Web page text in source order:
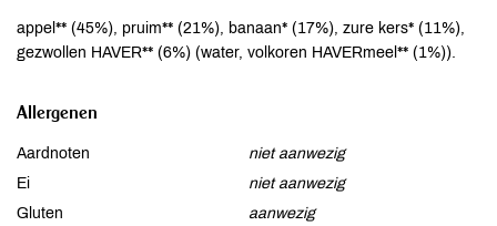
appel** (45%), pruim** (21%), banaan* (17%), zure kers* (11%),
gezwollen HAVER** (6%) (water, volkoren HAVERmeel** (1%)).
Allergenen
Aardnoten
niet aanwezig
Ei
niet aanwezig
Gluten
aanwezig